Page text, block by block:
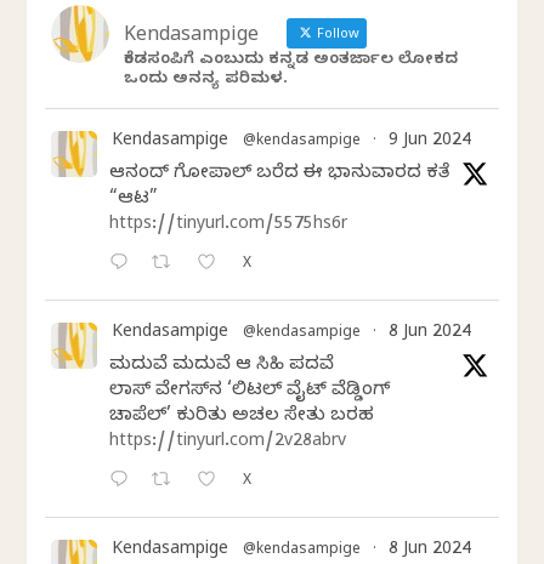
Kendasampige Follow
ಕೆಂಡಸಂಪಿಗೆ ಎಂಬುದು ಕನ್ನಡ ಅಂತರ್ಜಾಲ ಲೋಕದ
ಒಂದು ಅನನ್ಯ ಪರಿಮಳ.
Kendasampige @kendasampige · 9 Jun 2024
ಆನಂದ್‌ ಗೋಪಾಲ್‌ ಬರೆದ ಈ ಭಾನುವಾರದ ಕತೆ
“ಆಟ”
https://tinyurl.com/5575hs6r
X
Kendasampige @kendasampige · 8 Jun 2024
ಮದುವೆ ಮದುವೆ ಆ ಸಿಹಿ ಪದವೆ
ಲಾಸ್‌ ವೇಗಸ್‌ನ ‘ಲಿಟಲ್ ವೈಟ್ ವೆಡ್ಡಿಂಗ್
ಚಾಪೆಲ್’ ಕುರಿತು ಅಚಲ ಸೇತು ಬರಹ
https://tinyurl.com/2v28abrv
X
Kendasampige @kendasampige · 8 Jun 2024